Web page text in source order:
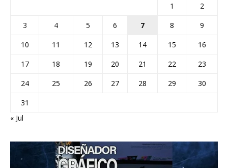
1
2
3
4 5 6 7 8
9
10
11 12 13 14 15
16
17
18 19 20 21 22
23
24
25 26 27 28 29
30
31
« Jul